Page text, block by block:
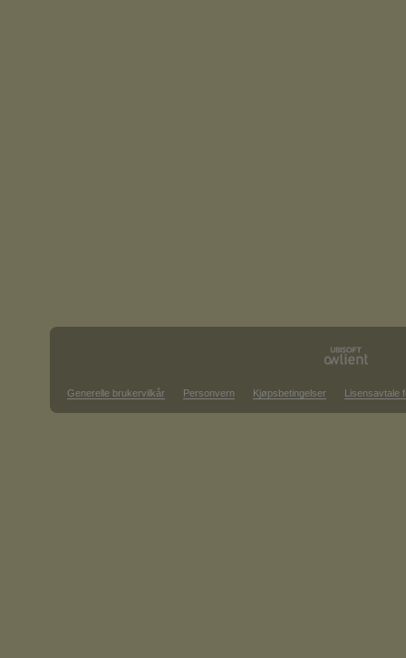
Generelle brukervilkår Personvern Kjøpsbetingelser Lisensavtale